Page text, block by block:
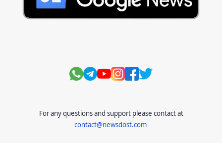
Monthly Current Affairs National
For any questions and support please contact at
contact@newsdost.com